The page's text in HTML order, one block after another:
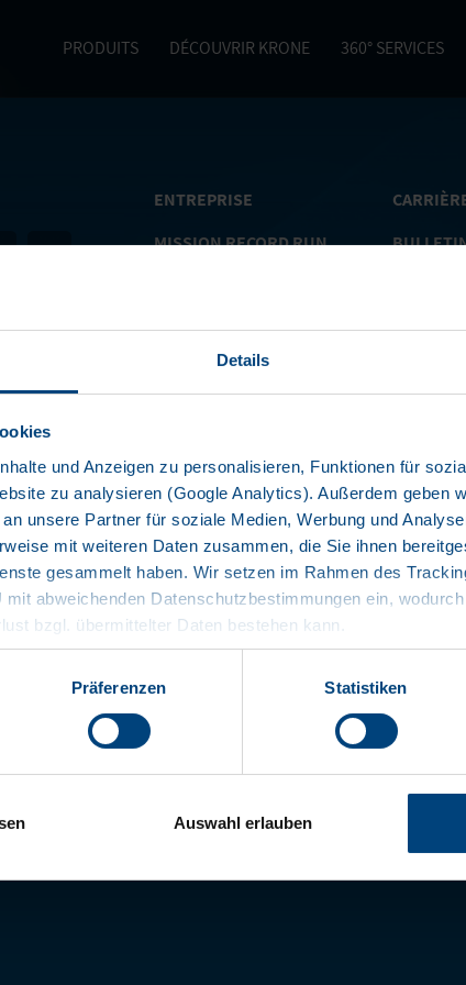
Details
und Anzeigen zu personalisieren, Funktionen für
zu analysieren (Google Analytics). Außerdem geben
unsere Partner für soziale Medien, Werbung und
mit weiteren Daten zusammen, die Sie ihnen
gesammelt haben. Wir setzen im Rahmen des
mit abweichenden Datenschutzbestimmungen ein,
bzgl. übermittelter Daten bestehen kann.
Präferenzen Statistiken
Auswahl erlauben
PRODUITS DÉCOUVRIR KRONE 360° SERVICES
ENTREPRISE
MISSION RECORD RUN
PRODUITS
GROUPE KRONE
KRONE TRAILER | MENTIONS LÉGALES PROTECTION DES